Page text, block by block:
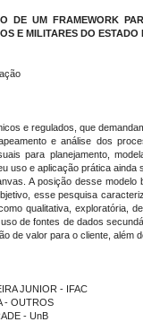
DE UM FRAMEWORK
E MILITARES DO
e regulados, que
e análise dos
para planejamento,
uso e aplicação prática
A posição desse
esse pesquisa
qualitativa, exploratória,
de fontes de dados
de valor para o cliente,
JUNIOR - IFAC
- OUTROS
- UnB